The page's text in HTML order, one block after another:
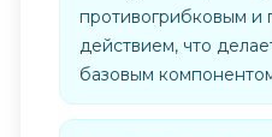
противогрибковым и
действием, что
базовым